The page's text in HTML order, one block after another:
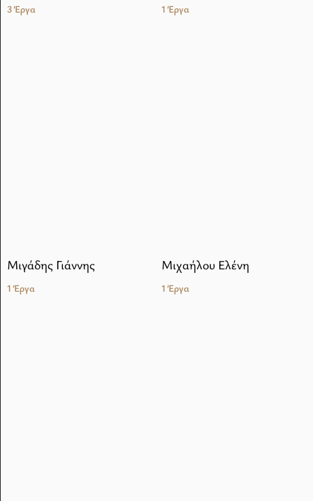
3 Έργα 1 Έργα
Μιγάδης Γιάννης
1 Έργα
Μιχαήλου Ελένη
1 Έργα